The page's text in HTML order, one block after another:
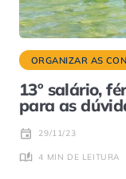
ORGANIZAR AS
13º salário,
para as
29/11/23
4 MIN DE LEITURA